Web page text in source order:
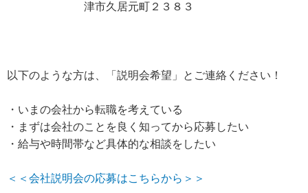
津市久居元町２３８３
以下のような方は、「説明会希望」とご連絡ください！
・いまの会社から転職を考えている
・まずは会社のことを良く知ってから応募したい
・給与や時間帯など具体的な相談をしたい
＜＜会社説明会の応募はこちらから＞＞